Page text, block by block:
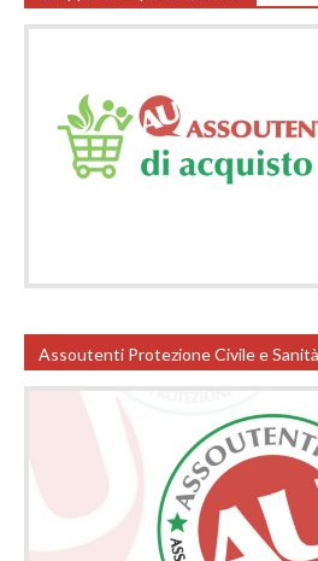
Assoutenti Protezione Civile e Sanità